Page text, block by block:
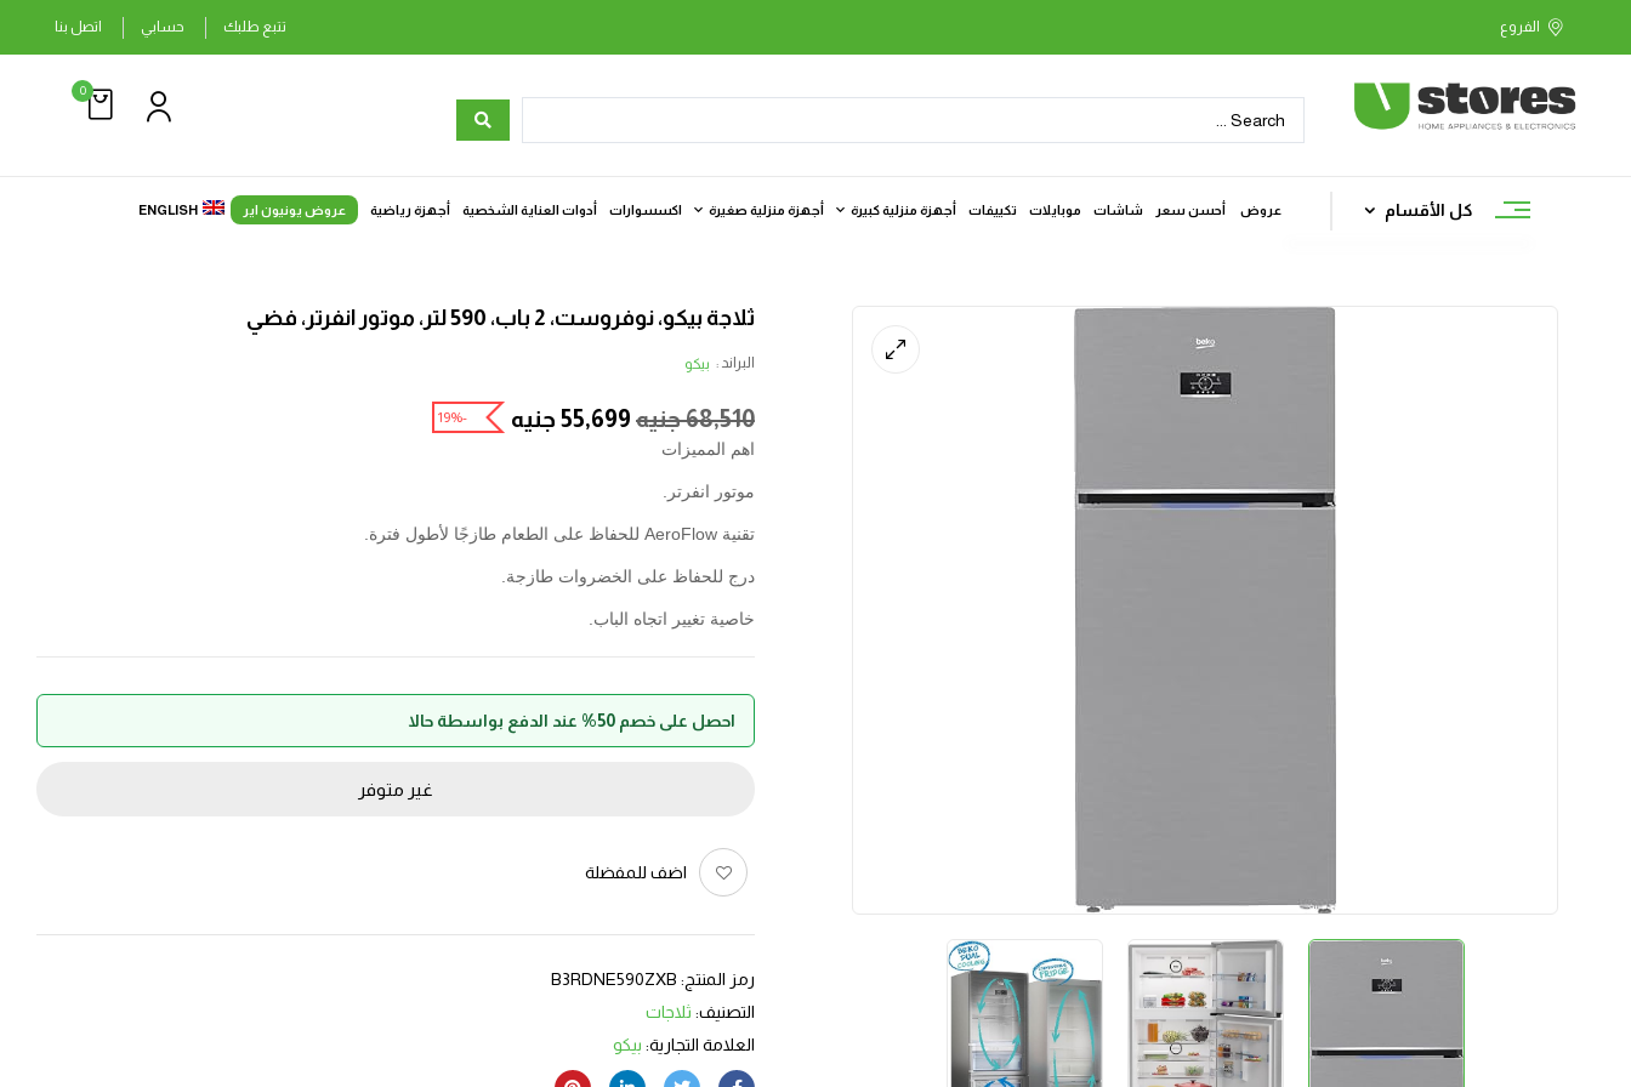
تتبع طلبك حسابي اتصل بنا
0
كل الأقسام عروض أحسن سعر شاشات موبايلات تكييفات أجهزة منزلية كبيرة أجهزة منزلية صغيرة اكسسوارات أدوات العناية الشخصية أجهزة رياضية عروض يونيون اير ENGLISH
ثلاجة بيكو، نوفروست، 2 باب، 590 لتر، موتور انفرتر، فضي
البراند : بيكو
68,510جنيه 55,699 جنيه -19%
اهم المميزات
موتور انفرتر.
تقنية AeroFlow للحفاظ على الطعام طازجًا لأطول فترة.
درج للحفاظ على الخضروات طازجة.
خاصية تغيير اتجاه الباب.
احصل على خصم 50% عند الدفع بواسطة حالا
غير متوفر
اضف للمفضلة
رمز المنتج: B3RDNE590ZXB
التصنيف: ثلاجات
العلامة التجارية: بيكو